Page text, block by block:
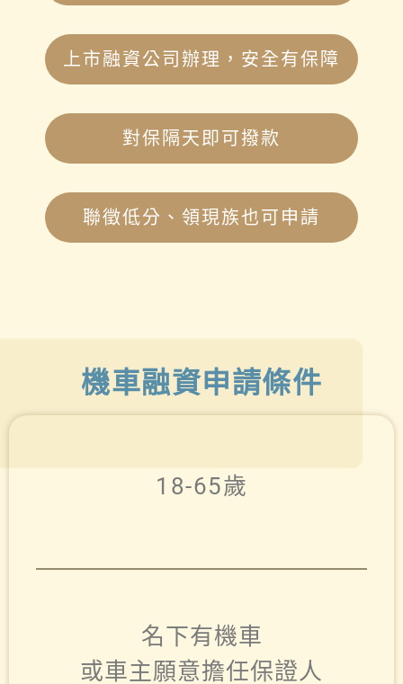
上市融資公司辦理，安全有保障
對保隔天即可撥款
聯徵低分、領現族也可申請
機車融資申請條件
18-65歲
名下有機車
或車主願意擔任保證人